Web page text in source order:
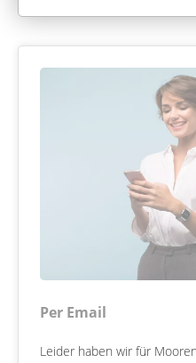
Per Email
Leider haben wir für